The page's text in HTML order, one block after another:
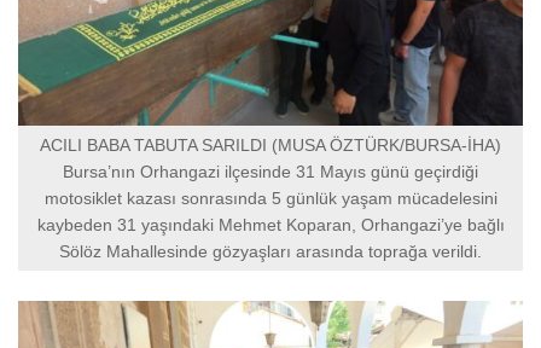
ACILI BABA TABUTA SARILDI (MUSA ÖZTÜRK/BURSA-İHA)
Bursa’nın Orhangazi ilçesinde 31 Mayıs günü geçirdiği
motosiklet kazası sonrasında 5 günlük yaşam mücadelesini
kaybeden 31 yaşındaki Mehmet Koparan, Orhangazi’ye bağlı
Sölöz Mahallesinde gözyaşları arasında toprağa verildi.